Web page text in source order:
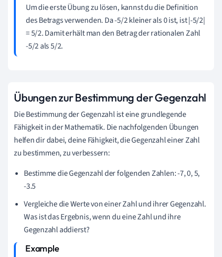
Um die erste Übung zu lösen, kannst du die Definition
des Betrags verwenden. Da -5/2 kleiner als 0 ist, ist |-5/2|
= 5/2. Damit erhält man den Betrag der rationalen Zahl
-5/2 als 5/2.
Übungen zur Bestimmung der Gegenzahl
Die Bestimmung der Gegenzahl ist eine grundlegende
Fähigkeit in der Mathematik. Die nachfolgenden Übungen
helfen dir dabei, deine Fähigkeit, die Gegenzahl einer Zahl
zu bestimmen, zu verbessern:
Bestimme die Gegenzahl der folgenden Zahlen: -7, 0, 5,
-3.5
Vergleiche die Werte von einer Zahl und ihrer Gegenzahl.
Was ist das Ergebnis, wenn du eine Zahl und ihre
Gegenzahl addierst?